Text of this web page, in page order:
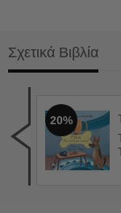
Σχετικά Βιβλία
20%